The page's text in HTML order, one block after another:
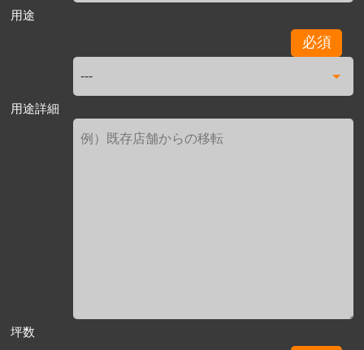
用途
必須
用途詳細
坪数